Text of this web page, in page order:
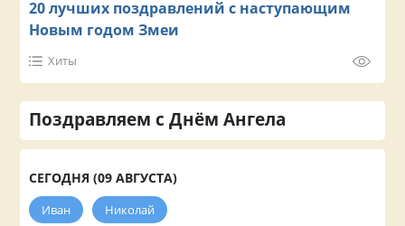
20 лучших поздравлений с наступающим
Новым годом Змеи
Хиты
Поздравляем с Днём Ангела
СЕГОДНЯ (09 АВГУСТА)
Иван Николай